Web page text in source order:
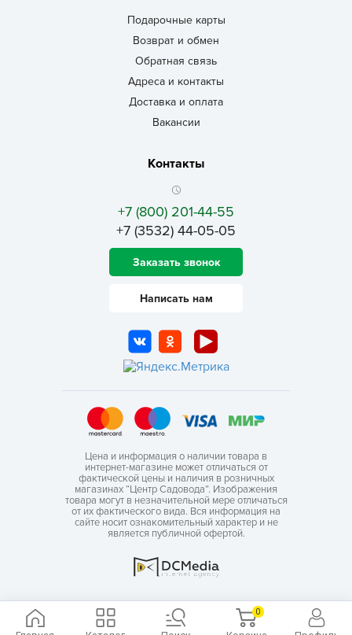
0
Подарочные карты
Возврат и обмен
Обратная связь
Адреса и контакты
Доставка и оплата
Вакансии
Контакты
+7 (800) 201-44-55
+7 (3532) 44-05-05
Заказать звонок
Написать нам
Цена и информация о наличии товара в
интернет-магазине может отличаться от
фактической цены и наличия в розничных
магазинах “Центр Садовода”. Изображения
товара могут в незначительной мере отличаться
от их фактического вида. Вся информация на
сайте носит ознакомительный характер и не
является публичной офертой.